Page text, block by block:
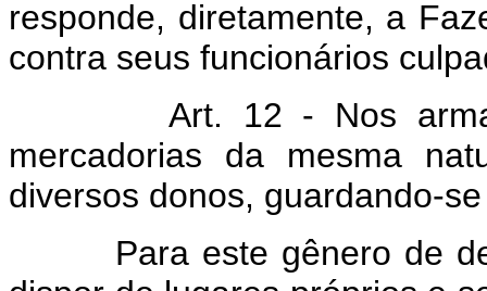
responde, diretamente, a
contra seus funcionários
Art. 12 - Nos
mercadorias da mesma
diversos donos, guardando-
Para este gênero de